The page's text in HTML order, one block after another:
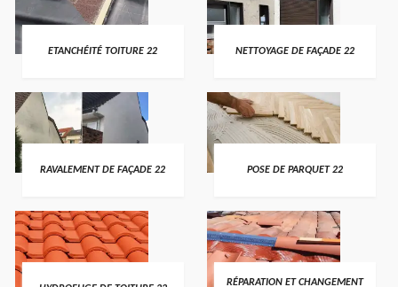
ETANCHÉITÉ TOITURE 22 NETTOYAGE DE FAÇADE 22
RAVALEMENT DE FAÇADE 22 POSE DE PARQUET 22
RÉPARATION ET CHANGEMENT